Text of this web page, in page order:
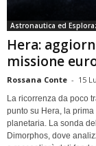
Astronautica ed
Hera:
missione
Rossana Conte - 15
La ricorrenza da poco
punto su Hera, la
planetaria. La sonda
Dimorphos, dove